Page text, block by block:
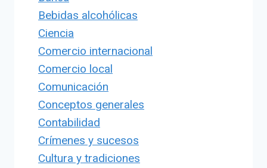
Bebidas alcohólicas
Ciencia
Comercio internacional
Comercio local
Comunicación
Conceptos generales
Contabilidad
Crímenes y sucesos
Cultura y tradiciones